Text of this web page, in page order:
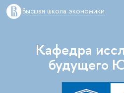
Высшая школа экономики
Кафедра
будущего